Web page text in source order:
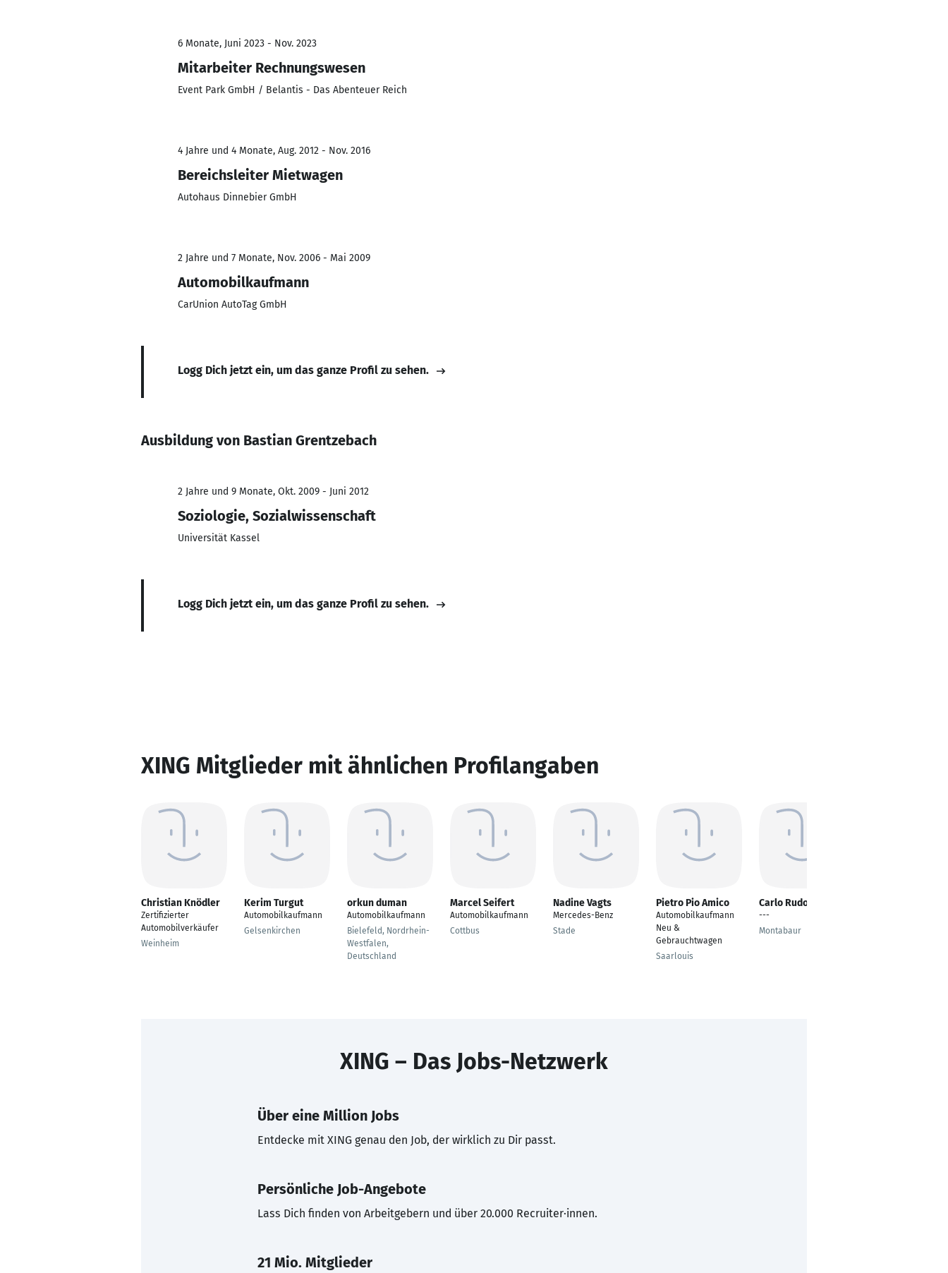
6 Monate, Juni 2023 - Nov. 2023
Mitarbeiter Rechnungswesen
Event Park GmbH / Belantis - Das Abenteuer Reich
4 Jahre und 4 Monate, Aug. 2012 - Nov. 2016
Bereichsleiter Mietwagen
Autohaus Dinnebier GmbH
2 Jahre und 7 Monate, Nov. 2006 - Mai 2009
Automobilkaufmann
CarUnion AutoTag GmbH
Logg Dich jetzt ein, um das ganze Profil zu sehen.
Ausbildung von Bastian Grentzebach
2 Jahre und 9 Monate, Okt. 2009 - Juni 2012
Soziologie, Sozialwissenschaft
Universität Kassel
Logg Dich jetzt ein, um das ganze Profil zu sehen.
XING Mitglieder mit ähnlichen Profilangaben
Christian Knödler
Zertifizierter
Automobilverkäufer
Weinheim
Kerim Turgut
Automobilkaufmann
Gelsenkirchen
orkun duman
Automobilkaufmann
Bielefeld, Nordrhein-
Westfalen,
Deutschland
Marcel Seifert
Automobilkaufmann
Cottbus
Nadine Vagts
Mercedes-Benz
Stade
Pietro Pio Amico
Automobilkaufmann
Neu &
Gebrauchtwagen
Saarlouis
Carlo Rudolph
---
Montabaur
XING – Das Jobs-Netzwerk
Über eine Million Jobs
Entdecke mit XING genau den Job, der wirklich zu Dir passt.
Persönliche Job-Angebote
Lass Dich finden von Arbeitgebern und über 20.000 Recruiter·innen.
21 Mio. Mitglieder